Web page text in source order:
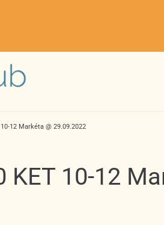
12 Markéta @ 29.09.2022
KET 10-12